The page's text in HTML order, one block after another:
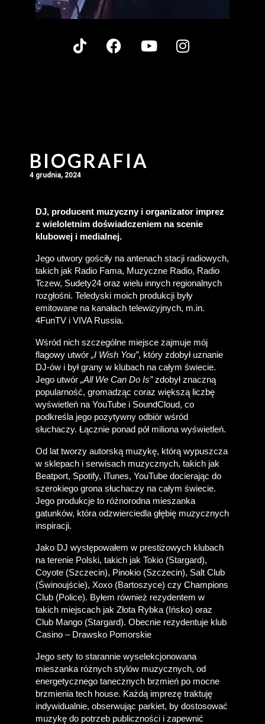
BIOGRAFIA
4 grudnia, 2024
DJ, producent muzyczny i organizator imprez
z wieloletnim doświadczeniem na scenie
klubowej i medialnej.
Jego utwory gościły na antenach stacji radiowych,
takich jak Radio Fama, Muzyczne Radio, Radio
Tczew, Sudety24 oraz wielu innych regionalnych
rozgłośni. Teledyski moich produkcji były
emitowane na kanałach telewizyjnych, m.in.
4FunTV i VIVA Russia.
Wśród nich szczególne miejsce zajmuje mój
flagowy utwór „I Wish You”, który zdobył uznanie
DJ-ów i był grany w klubach na całym świecie.
Jego utwór „All We Can Do Is” zdobył znaczną
popularność, gromadząc coraz większą liczbę
wyświetleń na YouTube i SoundCloud, co
podkreśla jego pozytywny odbiór wśród
słuchaczy. Łącznie ponad pół miliona wyświetleń.
Od lat tworzy autorską muzykę, którą wypuszcza
w sklepach i serwisach muzycznych, takich jak
Beatport, Spotify, iTunes, YouTube docierając do
szerokiego grona słuchaczy na całym świecie.
Jego produkcje to różnorodna mieszanka
gatunków, która odzwierciedla głębię muzycznych
inspiracji.
Jako DJ występowałem w prestiżowych klubach
na terenie Polski, takich jak Tokio (Stargard),
Coyote (Szczecin), Pinokio (Szczecin), Salt Club
(Świnoujście), Xoxo (Bartoszyce) czy Champions
Club (Police). Byłem również rezydentem w
takich miejscach jak Złota Rybka (Ińsko) oraz
Club Mango (Stargard). Obecnie rezydentuje klub
Casino – Drawsko Pomorskie
Jego sety to starannie wyselekcjonowana
mieszanka różnych stylów muzycznych, od
energetycznego tanecznych brzmień po mocne
brzmienia tech house. Każdą imprezę traktuję
indywidualnie, obserwując parkiet, by dostosować
muzykę do potrzeb publiczności i zapewnić